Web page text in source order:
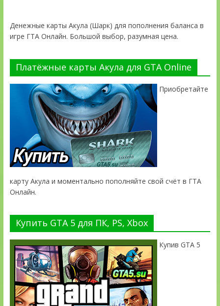
Денежные карты Акула (Шарк) для пополнения баланса в
игре ГТА Онлайн. Большой выбор, разумная цена.
Платёжные карты Акула для GTA Online
Приобретайте
карту Акула и моментально пополняйте свой счёт в ГТА
Онлайн.
Купить GTA 5 для ПК, PS, Xbox
Купив GTA 5